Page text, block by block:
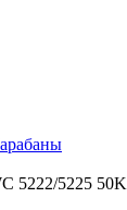
5222/5225 50K